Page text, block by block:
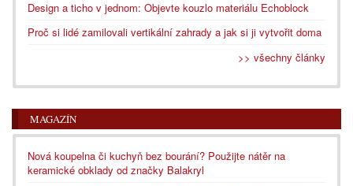
Design a ticho v jednom: Objevte kouzlo materiálu Echoblock
Proč si lidé zamilovali vertikální zahrady a jak si ji vytvořit doma
>> všechny články
MAGAZÍN
Nová koupelna či kuchyň bez bourání? Použijte nátěr na
keramické obklady od značky Balakryl